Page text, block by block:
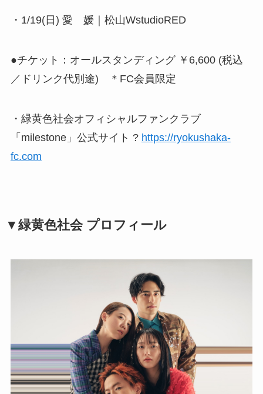
・1/19(日) 愛 媛｜松山WstudioRED
●チケット：オールスタンディング ￥6,600 (税込
／ドリンク代別途) ＊FC会員限定
・緑黄色社会オフィシャルファンクラブ
「milestone」公式サイト ? https://ryokushaka-
fc.com
▼緑黄色社会 プロフィール